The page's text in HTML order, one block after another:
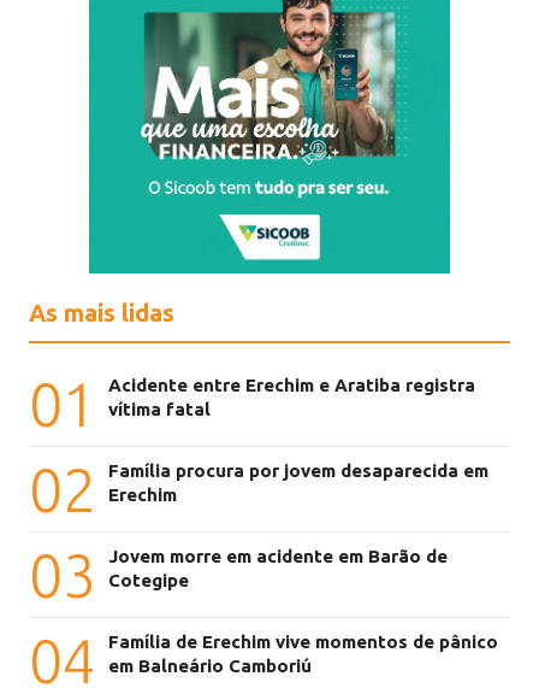
As mais lidas
01
Acidente entre Erechim e Aratiba registra
vítima fatal
02
Família procura por jovem desaparecida em
Erechim
03
Jovem morre em acidente em Barão de
Cotegipe
04
Família de Erechim vive momentos de pânico
em Balneário Camboriú